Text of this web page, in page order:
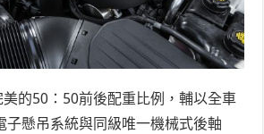
美的50：50前後配重比例，輔以全車
子懸吊系統與同級唯一機械式後軸